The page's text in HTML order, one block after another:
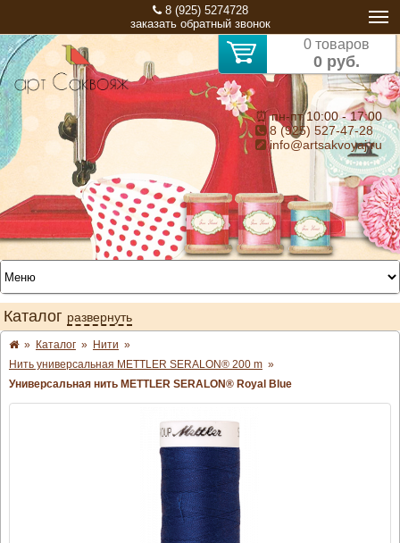
8 (925) 5274728
заказать обратный звонок
0 товаров
0 руб.
⏰ пн-пт 10:00 - 17:00
8 (925) 527-47-28
info@artsakvoyaj.ru
Каталог развернуть
» Каталог » Нити »
Нить универсальная METTLER SERALON® 200 m »
Универсальная нить METTLER SERALON® Royal Blue